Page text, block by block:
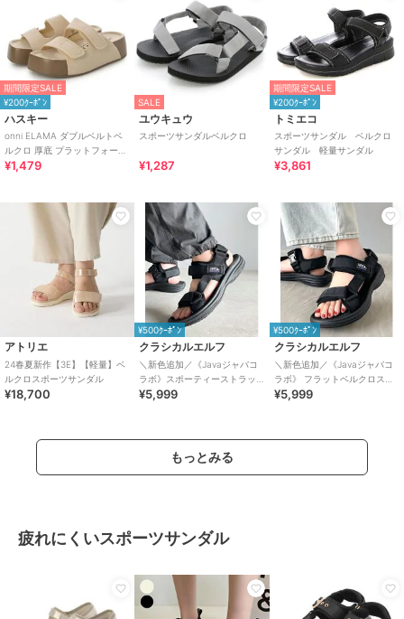
期間限定SALE
¥200ｸｰﾎﾟﾝ
ハスキー
onni ELAMA ダブルベルトベ
ルクロ 厚底 プラットフォーム
サンダル
¥1,479
SALE
ユウキュウ
スポーツサンダルベルクロ
¥1,287
期間限定SALE
¥200ｸｰﾎﾟﾝ
トミエコ
スポーツサンダル ベルクロ
サンダル 軽量サンダル
¥3,861
アトリエ
24春夏新作【3E】【軽量】ベ
ルクロスポーツサンダル
¥18,700
¥500ｸｰﾎﾟﾝ
クラシカルエルフ
＼新色追加／《Javaジャバコ
ラボ》スポーティーストラッ
プベルクロサンダル
¥5,999
¥500ｸｰﾎﾟﾝ
クラシカルエルフ
＼新色追加／《Javaジャバコ
ラボ》 フラットベルクロスポ
ーツサンダル ストラップあり
¥5,999
もっとみる
疲れにくいスポーツサンダル